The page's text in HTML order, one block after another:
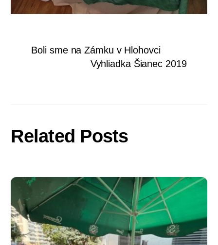
Boli sme na Zámku v Hlohovci
Vyhliadka Šianec 2019
Related Posts